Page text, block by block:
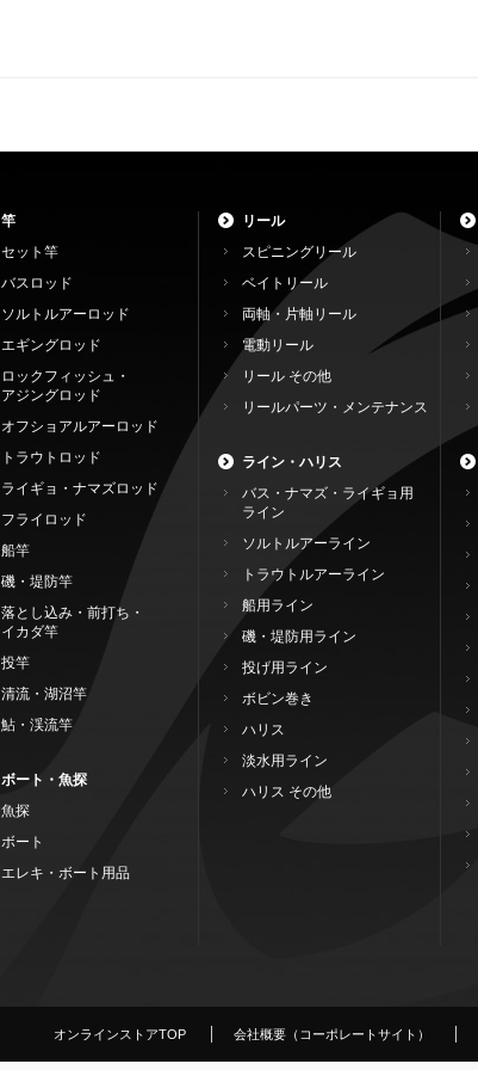
竿
セット竿
バスロッド
ソルトルアーロッド
エギングロッド
ロックフィッシュ・
アジングロッド
オフショアルアーロッド
トラウトロッド
ライギョ・ナマズロッド
フライロッド
船竿
磯・堤防竿
落とし込み・前打ち・
イカダ竿
投竿
清流・湖沼竿
鮎・渓流竿
ボート・魚探
魚探
ボート
エレキ・ボート用品
リール
スピニングリール
ベイトリール
両軸・片軸リール
電動リール
リール その他
リールパーツ・メンテナンス
ライン・ハリス
バス・ナマズ・ライギョ用
ライン
ソルトルアーライン
トラウトルアーライン
船用ライン
磯・堤防用ライン
投げ用ライン
ボビン巻き
ハリス
淡水用ライン
ハリス その他
オンラインストアTOP 会社概要（コーポレートサイト）